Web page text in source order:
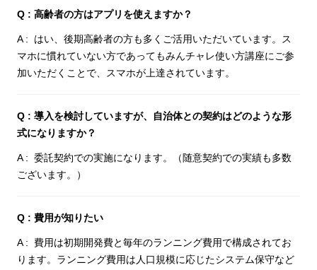
高齢者の方はアプリを使えますか？
はい、後期高齢者の方も多くご活用いただいています。ス
マホに慣れていない方であってもみんチャレ使い方講座にご参
加いただくことで、スマホが上達されています。
導入を検討していますが、自治体との契約はどのような形
式になりますか？
委託契約での実施になります。（随意契約での実績も多数
ございます。）
費用が知りたい
費用は初期開発費と毎年のランニング費用で構成されてお
ります。ランニング費用は人口規模に応じたシステム保守など